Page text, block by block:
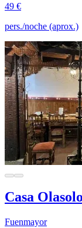
49 €
pers./noche (aprox.)
Casa Olasolo
Fuenmayor